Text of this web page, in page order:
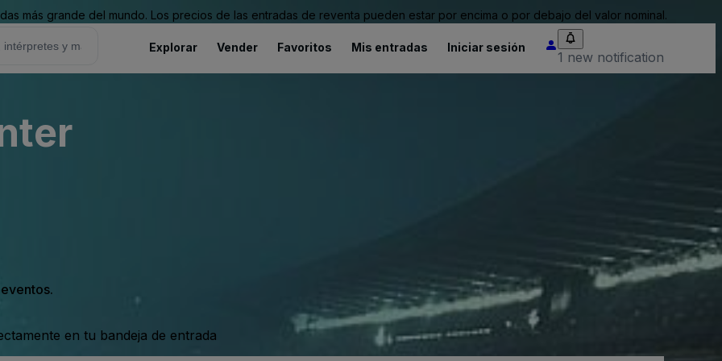
más grande del mundo. Los precios de las entradas de reventa pueden estar por encima o por debajo del valor nominal.
Explorar Vender Favoritos Mis entradas Iniciar sesión
1 new notification
en tu bandeja de entrada